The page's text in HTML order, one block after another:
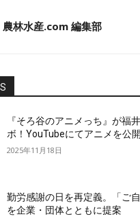
農林水産.com 編集部
『そろ谷のアニメっち』が福
ボ！YouTubeにてアニメを公
2025年11月18日
勤労感謝の日を再定義。「ご自
を企業・団体とともに提案